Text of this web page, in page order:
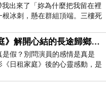
出來了「妳為什麼把我留在裡
根冰刺，懸在群組頂端。三樓死
那個人確實站在
電影《日租家庭》解開心結的長途歸鄉！能在電影院感受到地理的寬闊和人心的相鄰，真是太棒了！
是假？別問演員的感情是真是
日租家庭》後的心靈感動，是
動了人心，就是真情